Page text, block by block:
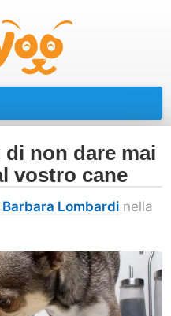
non dare mai
vostro cane
Lombardi nella